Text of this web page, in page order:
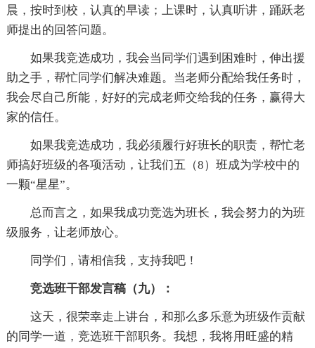
晨，按时到校，认真的早读；上课时，认真听讲，踊跃老
师提出的回答问题。
如果我竞选成功，我会当同学们遇到困难时，伸出援
助之手，帮忙同学们解决难题。当老师分配给我任务时，
我会尽自己所能，好好的完成老师交给我的任务，赢得大
家的信任。
如果我竞选成功，我必须履行好班长的职责，帮忙老
师搞好班级的各项活动，让我们五（8）班成为学校中的
一颗“星星”。
总而言之，如果我成功竞选为班长，我会努力的为班
级服务，让老师放心。
同学们，请相信我，支持我吧！
竞选班干部发言稿（九）：
这天，很荣幸走上讲台，和那么多乐意为班级作贡献
的同学一道，竞选班干部职务。我想，我将用旺盛的精